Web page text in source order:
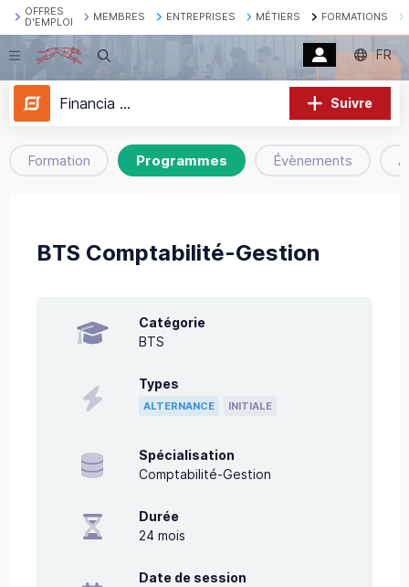
OFFRES
D'EMPLOI
MEMBRES ENTREPRISES MÉTIERS FORMATIONS
Recherche FR
Financia Business School Suivre
Formation Programmes Évènements
BTS Comptabilité-Gestion
Catégorie
BTS
Types
ALTERNANCE INITIALE
Spécialisation
Comptabilité-Gestion
Durée
24 mois
Date de session